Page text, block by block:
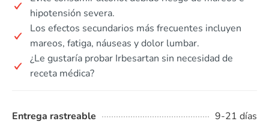
hipotensión severa.
Los efectos secundarios más frecuentes incluyen
mareos, fatiga, náuseas y dolor lumbar.
¿Le gustaría probar Irbesartan sin necesidad de
receta médica?
Entrega rastreable
9-21 días